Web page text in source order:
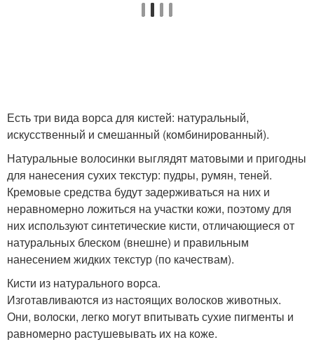
Есть три вида ворса для кистей: натуральный,
искусственный и смешанный (комбинированный).
Натуральные волосинки выглядят матовыми и пригодны
для нанесения сухих текстур: пудры, румян, теней.
Кремовые средства будут задерживаться на них и
неравномерно ложиться на участки кожи, поэтому для
них используют синтетические кисти, отличающиеся от
натуральных блеском (внешне) и правильным
нанесением жидких текстур (по качествам).
Кисти из натурального ворса.
Изготавливаются из настоящих волосков животных.
Они, волоски, легко могут впитывать сухие пигменты и
равномерно растушевывать их на коже.